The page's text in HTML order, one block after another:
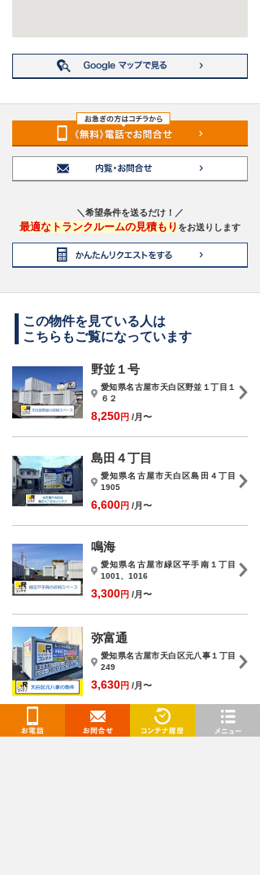
＼希望条件を送るだけ！／
最適なトランクルームの見積もり をお送りします
この物件を見ている人は
こちらもご覧になっています
野並１号
愛知県名古屋市天白区野並１丁目１
６２
8,250円 /月〜
島田４丁目
愛知県名古屋市天白区島田４丁目
1905
6,600円 /月〜
鳴海
愛知県名古屋市緑区平手南１丁目
1001、1016
3,300円 /月〜
弥富通
愛知県名古屋市天白区元八事１丁目
249
3,630円 /月〜
池見